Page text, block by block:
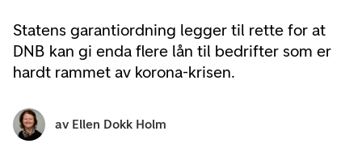
Statens garantiordning legger til rette for at
DNB kan gi enda flere lån til bedrifter som er
hardt rammet av korona-krisen.
av Ellen Dokk Holm